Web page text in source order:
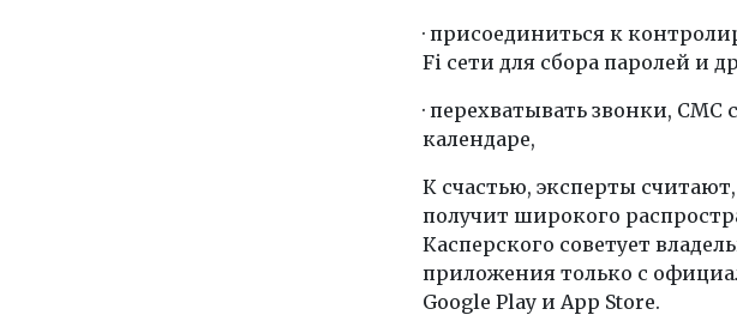
· присоединиться к
Fi сети для сбора паролей и
· перехватывать звонки,
календаре,
К счастью, эксперты
получит широкого
Касперского советует
приложения только с
Google Play и App Store.